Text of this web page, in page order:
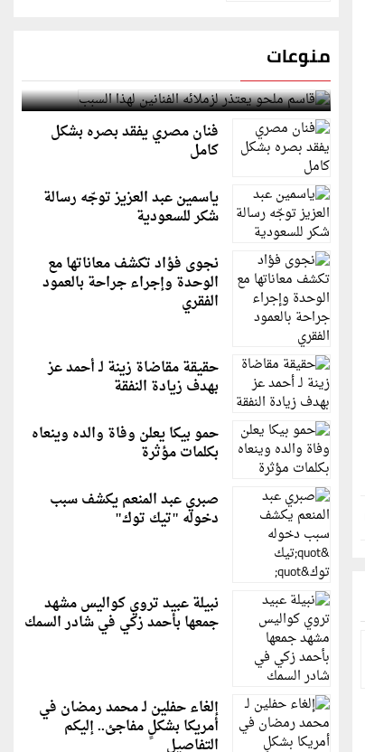
منوعات
قاسم ملحو يعتذر لزملائه الفنانين لهذا السبب
فنان مصري يفقد بصره بشكل
كامل
ياسمين عبد العزيز توجّه رسالة
شكر للسعودية
نجوى فؤاد تكشف معاناتها مع
الوحدة وإجراء جراحة بالعمود
الفقري
حقيقة مقاضاة زينة لـ أحمد عز
بهدف زيادة النفقة
حمو بيكا يعلن وفاة والده وينعاه
بكلمات مؤثرة
صبري عبد المنعم يكشف سبب
دخوله "تيك توك"
نبيلة عبيد تروي كواليس مشهد
جمعها بأحمد زكي في شادر السمك
إلغاء حفلين لـ محمد رمضان في
أمريكا بشكلٍ مفاجئ.. إليكم
التفاصيل